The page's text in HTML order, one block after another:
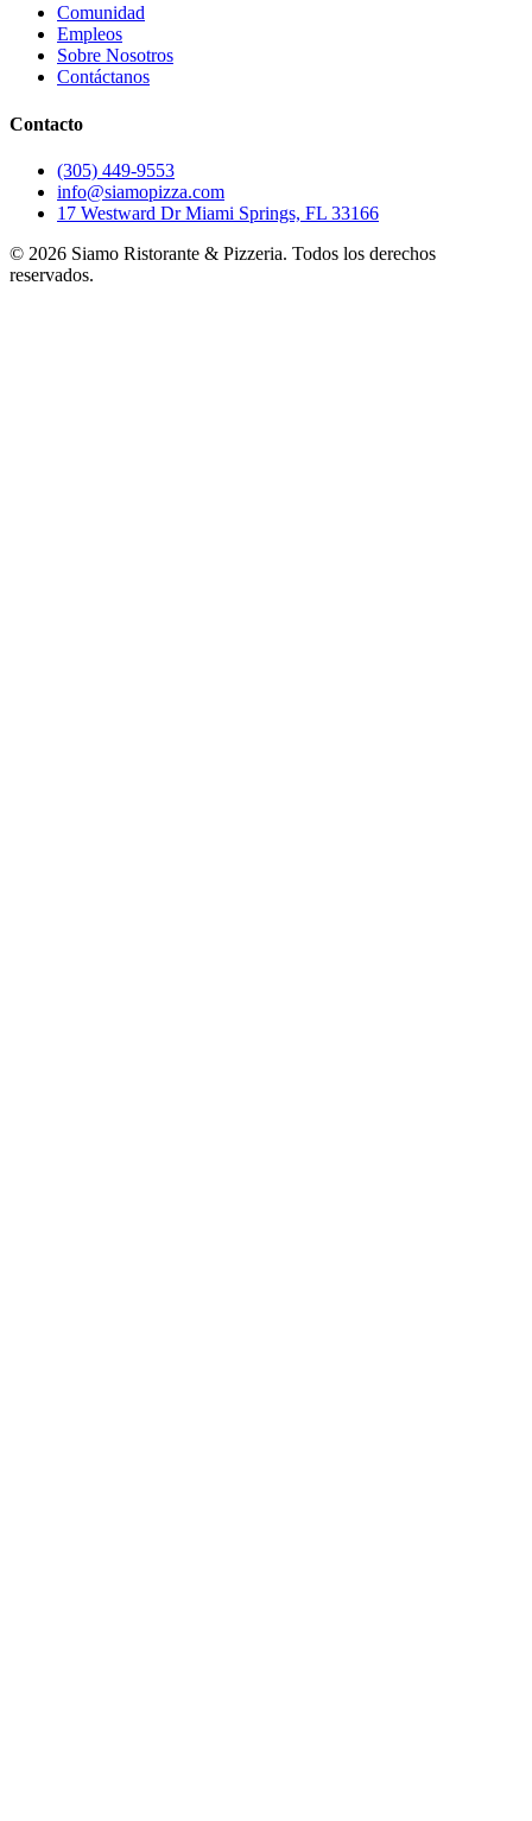
Comunidad
Empleos
Sobre Nosotros
Contáctanos
Contacto
(305) 449-9553
info@siamopizza.com
17 Westward Dr Miami Springs, FL 33166
© 2026 Siamo Ristorante & Pizzeria. Todos los derechos
reservados.